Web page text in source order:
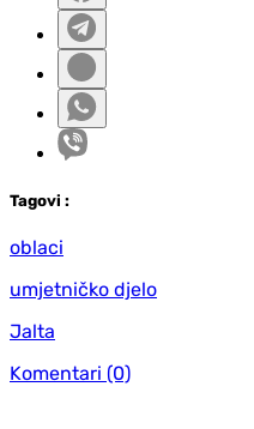
Tagovi :
oblaci
umjetničko djelo
Jalta
Komentari (0)